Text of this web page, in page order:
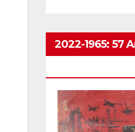
2022-1965: 57